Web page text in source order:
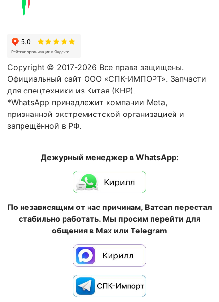
Copyright © 2017-2026 Все права защищены.
Официальный сайт ООО «СПК-ИМПОРТ». Запчасти
для спецтехники из Китая (КНР).
*WhatsApp принадлежит компании Meta,
признанной экстремистской организацией и
запрещённой в РФ.
Дежурный менеджер в WhatsApp:
По независящим от нас причинам, Ватсап перестал
стабильно работать. Мы просим перейти для
общения в Max или Telegram